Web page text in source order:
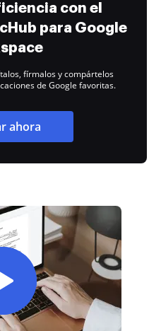
con el
para Google
fírmalos y compártelos
de Google favoritas.
ahora